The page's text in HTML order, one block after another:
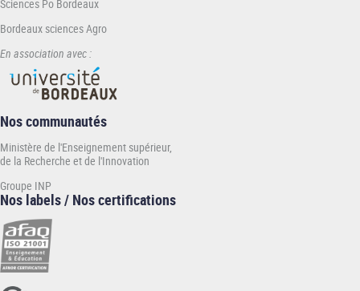
Sciences Po Bordeaux
Bordeaux sciences Agro
En association avec :
Nos communautés
Ministère de l'Enseignement supérieur,
de la Recherche et de l'Innovation
Groupe INP
Nos labels / Nos certifications